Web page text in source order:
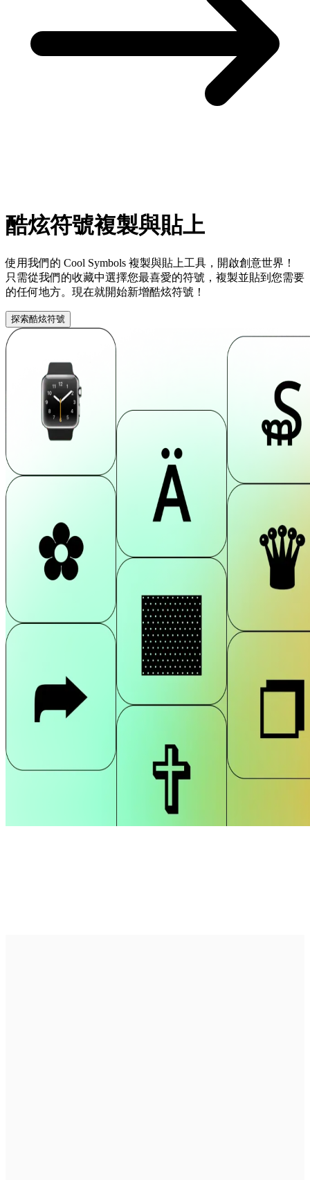
酷炫符號複製與貼上
使用我們的 Cool Symbols 複製與貼上工具，開啟創意世界！
只需從我們的收藏中選擇您最喜愛的符號，複製並貼到您需要
的任何地方。現在就開始新增酷炫符號！
探索酷炫符號